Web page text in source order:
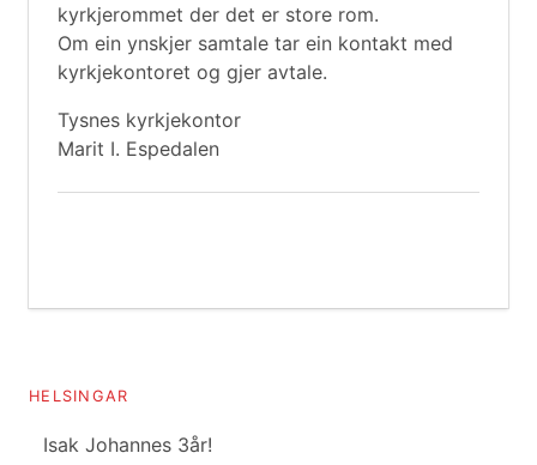
kyrkjerommet der det er store rom.
Om ein ynskjer samtale tar ein kontakt med
kyrkjekontoret og gjer avtale.
Tysnes kyrkjekontor
Marit I. Espedalen
HELSINGAR
Isak Johannes 3år!